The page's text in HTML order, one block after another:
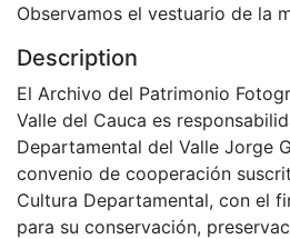
Observamos el vestuario de la
Description
El Archivo del Patrimonio
Valle del Cauca es
Departamental del Valle Jorge
convenio de cooperación
Cultura Departamental, con el
para su conservación,